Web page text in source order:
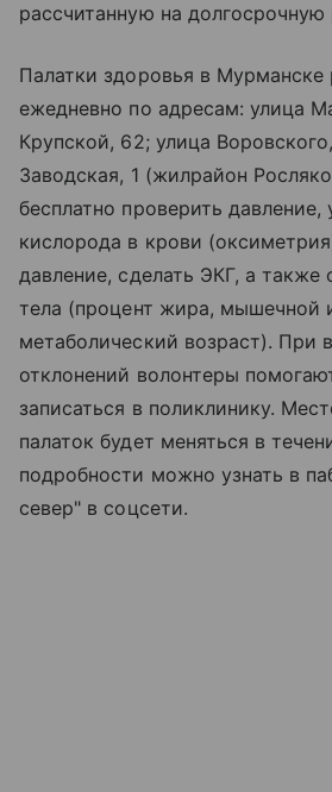
рассчитанную на долгосрочную
Палатки здоровья в Мурманске
ежедневно по адресам: улица
Крупской, 62; улица
Заводская, 1 (жилрайон
бесплатно проверить давление,
кислорода в крови
давление, сделать ЭКГ, а также
тела (процент жира, мышечной
метаболический возраст). При
отклонений волонтеры
записаться в поликлинику.
палаток будет меняться в
подробности можно узнать в
север" в соцсети.